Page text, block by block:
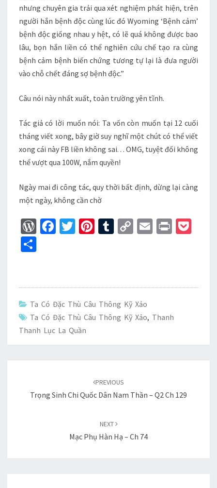
nhưng chuyên gia trải qua xét nghiệm phát hiện, trên
người hắn bệnh độc cùng lúc đó Wyoming ‘Bệnh cảm’
bệnh độc giống nhau y hệt, có lẽ quá không được bao
lâu, bọn hắn liền có thể nghiên cứu chế tạo ra cùng
bệnh cảm bệnh biến chứng tương tự lại là đưa người
vào chỗ chết đáng sợ bệnh độc.”
Câu nói này nhất xuất, toàn trường yên tĩnh.
Tác giả có lời muốn nói: Ta vốn còn muốn tại 12 cuối
tháng viết xong, bây giờ suy nghĩ một chút có thể viết
xong cái này FB liền không sai. . . OMG, tuyệt đối không
thể vượt qua 100W, nắm quyền!
Ngày mai đi công tác, quy thời bất định, dừng lại càng
một ngày, không cần chờ
W
es
s
Fa
o
k
T
Pi
t
T
r
C
Li
n
k
E
Pr
e
Ta Có Đặc Thù Câu Thông Kỹ Xảo
Ta Có Đặc Thù Câu Thông Kỹ Xảo, Thanh
Thanh Lục La Quần
PREVIOUS
Trọng Sinh Chi Quốc Dân Nam Thần – Q2 Ch 129
NEXT
Mạc Phụ Hàn Hạ – Ch 74